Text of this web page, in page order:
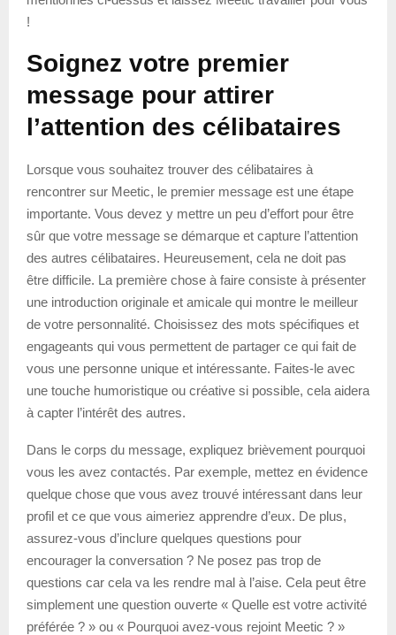
!
Soignez votre premier
message pour attirer
l’attention des célibataires
Lorsque vous souhaitez trouver des célibataires à
rencontrer sur Meetic, le premier message est une étape
importante. Vous devez y mettre un peu d’effort pour être
sûr que votre message se démarque et capture l’attention
des autres célibataires. Heureusement, cela ne doit pas
être difficile. La première chose à faire consiste à présenter
une introduction originale et amicale qui montre le meilleur
de votre personnalité. Choisissez des mots spécifiques et
engageants qui vous permettent de partager ce qui fait de
vous une personne unique et intéressante. Faites-le avec
une touche humoristique ou créative si possible, cela aidera
à capter l’intérêt des autres.
Dans le corps du message, expliquez brièvement pourquoi
vous les avez contactés. Par exemple, mettez en évidence
quelque chose que vous avez trouvé intéressant dans leur
profil et ce que vous aimeriez apprendre d’eux. De plus,
assurez-vous d’inclure quelques questions pour
encourager la conversation ? Ne posez pas trop de
questions car cela va les rendre mal à l’aise. Cela peut être
simplement une question ouverte « Quelle est votre activité
préférée ? » ou « Pourquoi avez-vous rejoint Meetic ? »